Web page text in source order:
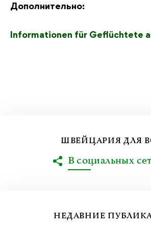
Дополнительно:
Informationen für Geflüchtete
НЕДАВНИЕ
ШВЕЙЦАРИЯ ДЛЯ
В социальных